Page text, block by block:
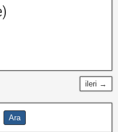
ileri →